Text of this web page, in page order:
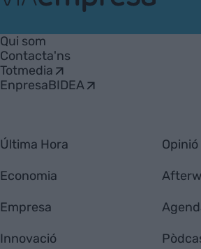
Empresa
Qui som
Contacta'ns
Totmedia
EnpresaBIDEA
Última Hora
Economia
Empresa
Innovació
Opinió